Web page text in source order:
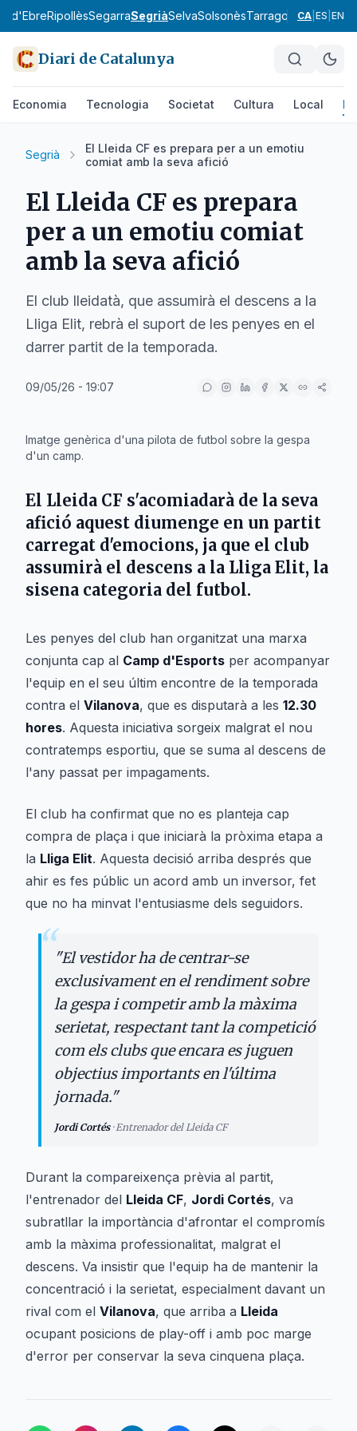
d'EbreRipollèsSegarraSegriàSelvaSolsonèsTarragonèsTerra
CA ES EN
Diari de Catalunya
Economia Tecnologia Societat Cultura Local
Segrià
El Lleida CF es prepara per a un emotiu
comiat amb la seva afició
El Lleida CF es prepara
per a un emotiu comiat
amb la seva afició
El club lleidatà, que assumirà el descens a la
Lliga Elit, rebrà el suport de les penyes en el
darrer partit de la temporada.
09/05/26 - 19:07
Imatge genèrica d'una pilota de futbol sobre la gespa
d'un camp.
El Lleida CF s'acomiadarà de la seva
afició aquest diumenge en un partit
carregat d'emocions, ja que el club
assumirà el descens a la Lliga Elit, la
sisena categoria del futbol.
Les penyes del club han organitzat una marxa
conjunta cap al Camp d'Esports per acompanyar
l'equip en el seu últim encontre de la temporada
contra el Vilanova, que es disputarà a les 12.30
hores. Aquesta iniciativa sorgeix malgrat el nou
contratemps esportiu, que se suma al descens de
l'any passat per impagaments.
El club ha confirmat que no es planteja cap
compra de plaça i que iniciarà la pròxima etapa a
la Lliga Elit. Aquesta decisió arriba després que
ahir es fes públic un acord amb un inversor, fet
que no ha minvat l'entusiasme dels seguidors.
“"El vestidor ha de centrar-se
exclusivament en el rendiment sobre
la gespa i competir amb la màxima
serietat, respectant tant la competició
com els clubs que encara es juguen
objectius importants en l'última
jornada."
Jordi Cortés·Entrenador del Lleida CF
Durant la compareixença prèvia al partit,
l'entrenador del Lleida CF, Jordi Cortés, va
subratllar la importància d'afrontar el compromís
amb la màxima professionalitat, malgrat el
descens. Va insistir que l'equip ha de mantenir la
concentració i la serietat, especialment davant un
rival com el Vilanova, que arriba a Lleida
ocupant posicions de play-off i amb poc marge
d'error per conservar la seva cinquena plaça.